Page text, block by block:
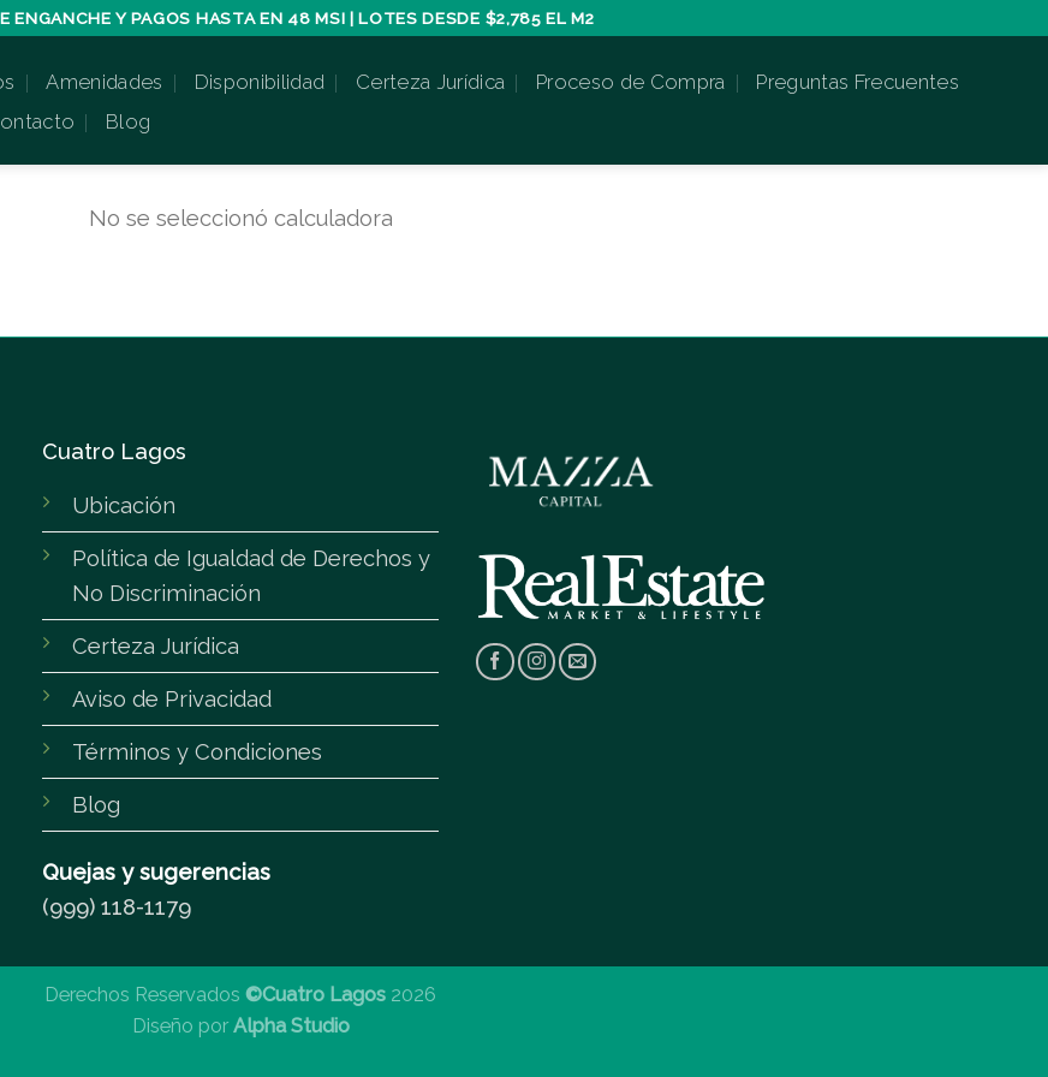
ENGANCHE Y PAGOS HASTA EN 48 MSI | LOTES DESDE $2,785 EL M2
Amenidades Disponibilidad Certeza Jurídica Proceso de Compra
Preguntas Frecuentes
Blog
No se seleccionó calculadora
Cuatro Lagos
Ubicación
Política de Igualdad de Derechos y
No Discriminación
Certeza Jurídica
Aviso de Privacidad
Términos y Condiciones
Blog
Quejas y sugerencias
(999) 118-1179
Derechos Reservados ©Cuatro Lagos 2026
Diseño por Alpha Studio